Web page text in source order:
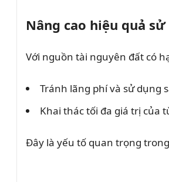
Nâng cao hiệu quả
Với nguồn tài nguyên đất có
Tránh lãng phí và sử dụng
Khai thác tối đa giá trị của
Đây là yếu tố quan trọng